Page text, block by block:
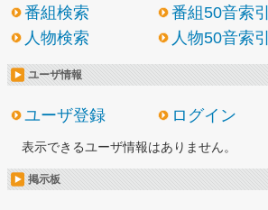
番組検索
番組50音索引
人物検索
人物50音索引
ユーザ情報
ユーザ登録 ログイン
表示できるユーザ情報はありません。
掲示板